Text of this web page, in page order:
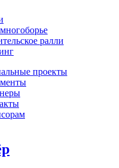
ралли
проекты